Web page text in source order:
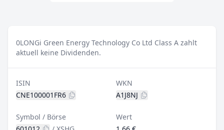
0LONGi Green Energy Technology Co Ltd Class A zahlt
aktuell keine Dividenden.
ISIN
CNE100001FR6
WKN
A1J8NJ
Symbol / Börse
Wert